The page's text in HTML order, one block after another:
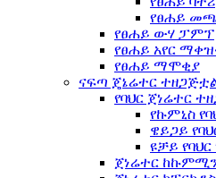
የፀሐይ
የፀሐይ ውሃ ፓምፕ
የፀሐይ አየር
የፀሐይ ማሞቂያ
ናፍጣ ጄኔሬተር
የባህር ጀነሬተር
የኩምኒስ
ዌይጋይ
ዩቻይ የባህር
ጀነሬተር